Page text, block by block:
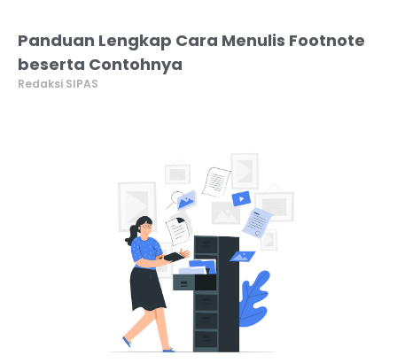
Panduan Lengkap Cara Menulis Footnote
beserta Contohnya
Redaksi SIPAS